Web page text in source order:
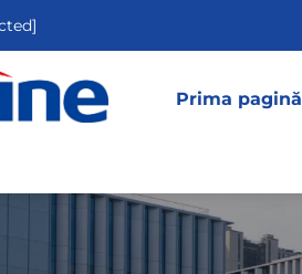
Prima pagină